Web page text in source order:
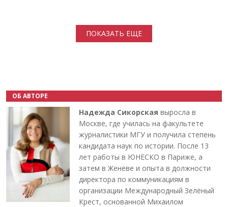
ПОКАЗАТЬ ЕЩЕ
ОБ АВТОРЕ
Надежда Сикорская выросла в
Москве, где училась на факультете
журналистики МГУ и получила степень
кандидата наук по истории. После 13
лет работы в ЮНЕСКО в Париже, а
затем в Женеве и опыта в должности
директора по коммуникациям в
организации Международный Зелёный
Крест, основанной Михаилом